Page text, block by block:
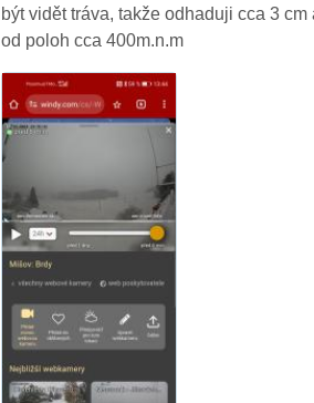
být vidět tráva, takže odhaduji cca 3
od poloh cca 400m.n.m